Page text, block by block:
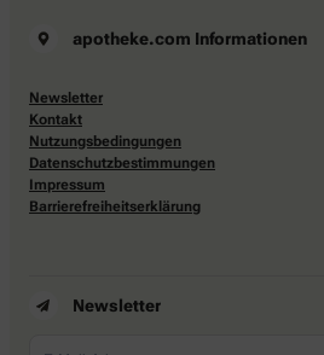
apotheke.com Informationen
Newsletter
Kontakt
Nutzungsbedingungen
Datenschutzbestimmungen
Impressum
Barrierefreiheitserklärung
Newsletter